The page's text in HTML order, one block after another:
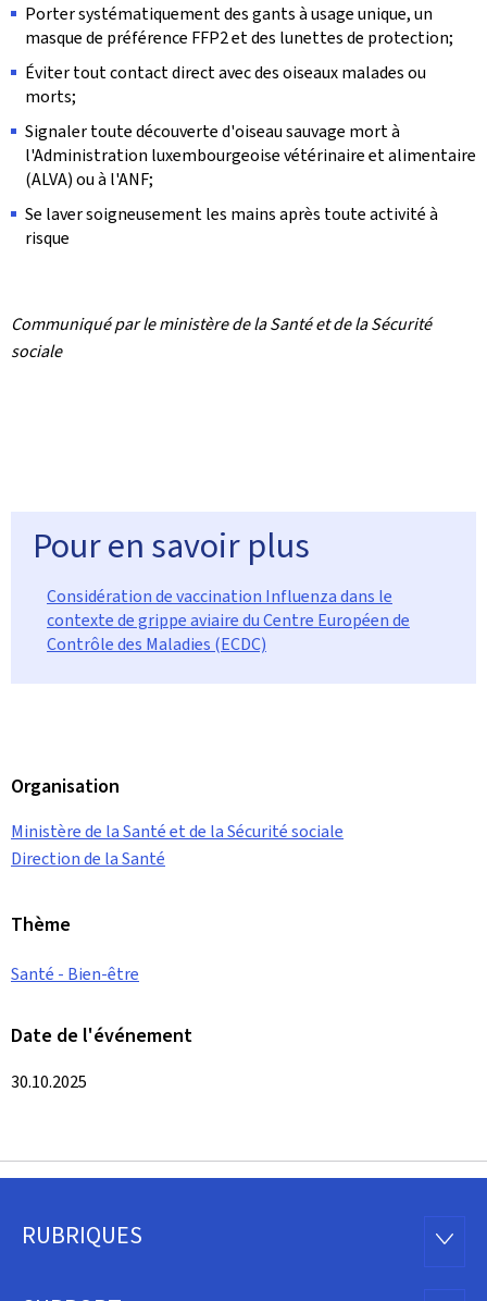
Porter systématiquement des gants à usage unique, un
masque de préférence FFP2 et des lunettes de protection;
Éviter tout contact direct avec des oiseaux malades ou
morts;
Signaler toute découverte d'oiseau sauvage mort à
l'Administration luxembourgeoise vétérinaire et alimentaire
(ALVA) ou à l'ANF;
Se laver soigneusement les mains après toute activité à
risque
Communiqué par le ministère de la Santé et de la Sécurité
sociale
Pour en savoir plus
Considération de vaccination Influenza dans le
contexte de grippe aviaire du Centre Européen de
Contrôle des Maladies (ECDC)
Organisation
Ministère de la Santé et de la Sécurité sociale
Direction de la Santé
Thème
Santé - Bien-être
Date de l'événement
30.10.2025
Pied
RUBRIQUES